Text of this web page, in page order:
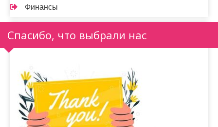
Финансы
Спасибо, что выбрали нас